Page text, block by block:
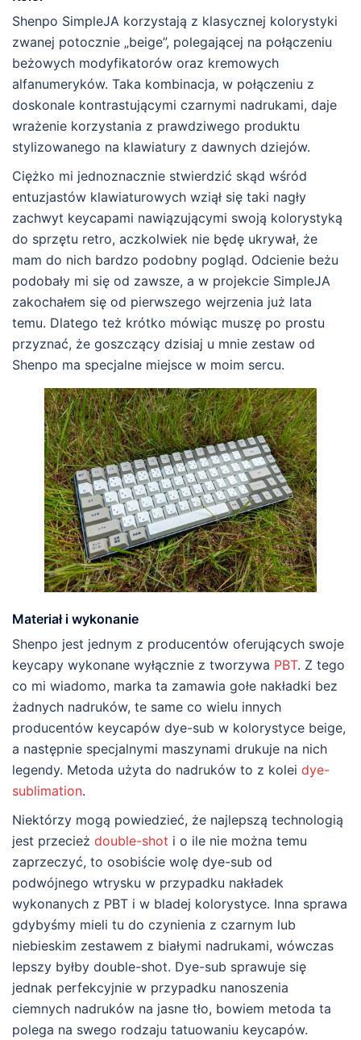
Shenpo SimpleJA korzystają z klasycznej kolorystyki
zwanej potocznie „beige”, polegającej na połączeniu
beżowych modyfikatorów oraz kremowych
alfanumeryków. Taka kombinacja, w połączeniu z
doskonale kontrastującymi czarnymi nadrukami, daje
wrażenie korzystania z prawdziwego produktu
stylizowanego na klawiatury z dawnych dziejów.
Ciężko mi jednoznacznie stwierdzić skąd wśród
entuzjastów klawiaturowych wziął się taki nagły
zachwyt keycapami nawiązującymi swoją kolorystyką
do sprzętu retro, aczkolwiek nie będę ukrywał, że
mam do nich bardzo podobny pogląd. Odcienie beżu
podobały mi się od zawsze, a w projekcie SimpleJA
zakochałem się od pierwszego wejrzenia już lata
temu. Dlatego też krótko mówiąc muszę po prostu
przyznać, że goszczący dzisiaj u mnie zestaw od
Shenpo ma specjalne miejsce w moim sercu.
Materiał i wykonanie
Shenpo jest jednym z producentów oferujących swoje
keycapy wykonane wyłącznie z tworzywa PBT. Z tego
co mi wiadomo, marka ta zamawia gołe nakładki bez
żadnych nadruków, te same co wielu innych
producentów keycapów dye-sub w kolorystyce beige,
a następnie specjalnymi maszynami drukuje na nich
legendy. Metoda użyta do nadruków to z kolei dye-
sublimation.
Niektórzy mogą powiedzieć, że najlepszą technologią
jest przecież double-shot i o ile nie można temu
zaprzeczyć, to osobiście wolę dye-sub od
podwójnego wtrysku w przypadku nakładek
wykonanych z PBT i w bladej kolorystyce. Inna sprawa
gdybyśmy mieli tu do czynienia z czarnym lub
niebieskim zestawem z białymi nadrukami, wówczas
lepszy byłby double-shot. Dye-sub sprawuje się
jednak perfekcyjnie w przypadku nanoszenia
ciemnych nadruków na jasne tło, bowiem metoda ta
polega na swego rodzaju tatuowaniu keycapów.